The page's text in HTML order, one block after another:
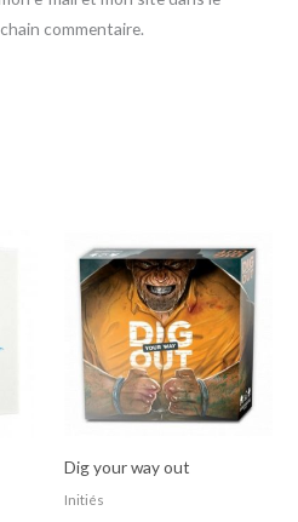
commentaire.
Dig your way out
Initiés